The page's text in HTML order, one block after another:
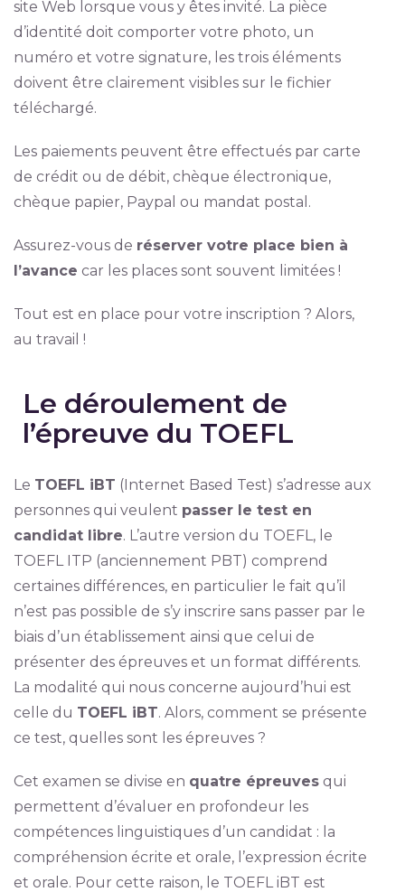
site Web lorsque vous y êtes invité. La pièce
d’identité doit comporter votre photo, un
numéro et votre signature, les trois éléments
doivent être clairement visibles sur le fichier
téléchargé.
Les paiements peuvent être effectués par carte
de crédit ou de débit, chèque électronique,
chèque papier, Paypal ou mandat postal.
Assurez-vous de réserver votre place bien à
l’avance car les places sont souvent limitées !
Tout est en place pour votre inscription ? Alors,
au travail !
Le déroulement de
l’épreuve du TOEFL
Le TOEFL iBT (Internet Based Test) s’adresse aux
personnes qui veulent passer le test en
candidat libre. L’autre version du TOEFL, le
TOEFL ITP (anciennement PBT) comprend
certaines différences, en particulier le fait qu’il
n’est pas possible de s’y inscrire sans passer par le
biais d’un établissement ainsi que celui de
présenter des épreuves et un format différents.
La modalité qui nous concerne aujourd’hui est
celle du TOEFL iBT. Alors, comment se présente
ce test, quelles sont les épreuves ?
Cet examen se divise en quatre épreuvesqui
permettent d’évaluer en profondeur les
compétences linguistiques d’un candidat : la
compréhension écrite et orale, l’expression écrite
et orale. Pour cette raison, le TOEFL iBT est